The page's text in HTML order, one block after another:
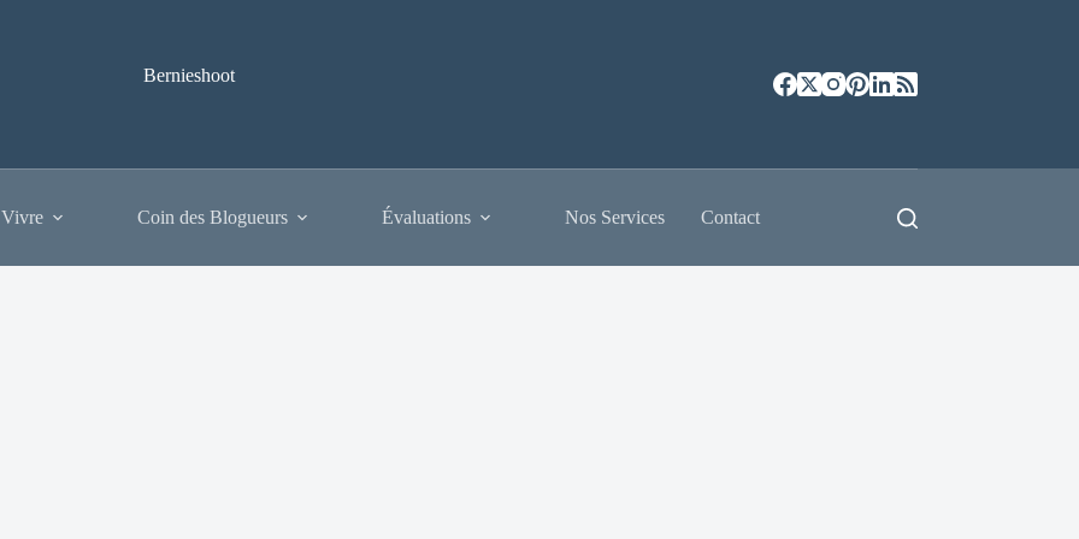
Bernieshoot
Coin des Blogueurs Évaluations Nos Services Contact